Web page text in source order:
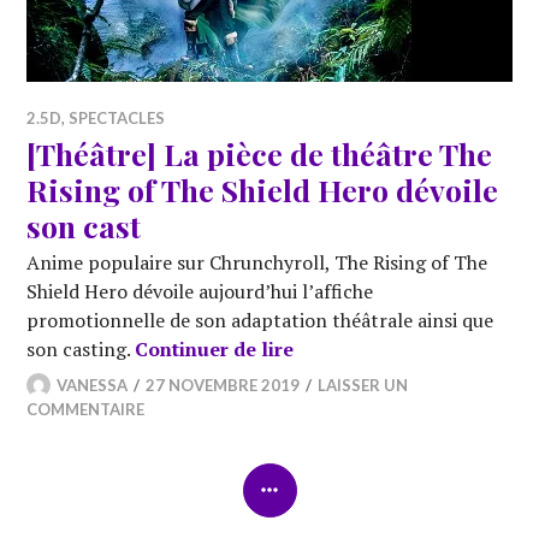
2.5D, SPECTACLES
[Théâtre] La pièce de théâtre The
Rising of The Shield Hero dévoile
son cast
Anime populaire sur Chrunchyroll, The Rising of The
Shield Hero dévoile aujourd’hui l’affiche
promotionnelle de son adaptation théâtrale ainsi que
son casting. Continuer de lire[Théâtre] La pièce de
VANESSA 27 NOVEMBRE 2019
LAISSER UN
COMMENTAIRE
COLONNE